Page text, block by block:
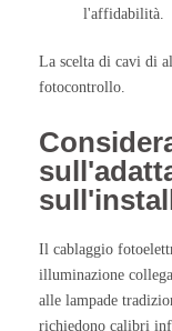
l'affidabilità.
La scelta di cavi di
fotocontrollo.
Il cablaggio
illuminazione
alle lampade
richiedono calibri